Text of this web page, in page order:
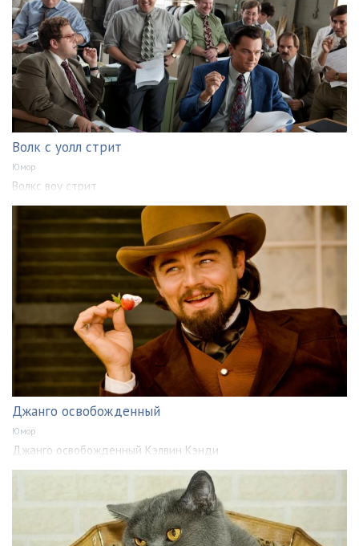
Волк с уолл стрит
Юмор
Волкс воу стрит
Джанго освобожденный
Юмор
Джанго освобожденный Кэлвин Кэнди